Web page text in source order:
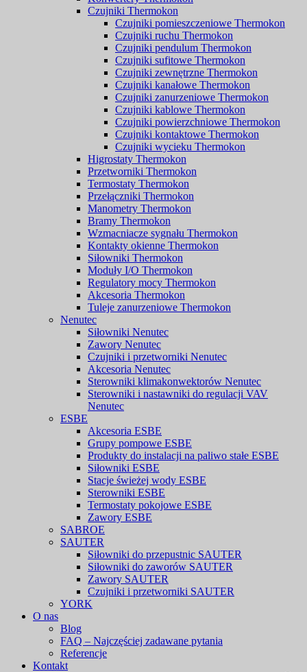
Czujniki Thermokon
Czujniki pomieszczeniowe Thermokon
Czujniki ruchu Thermokon
Czujniki pendulum Thermokon
Czujniki sufitowe Thermokon
Czujniki zewnętrzne Thermokon
Czujniki kanałowe Thermokon
Czujniki zanurzeniowe Thermokon
Czujniki kablowe Thermokon
Czujniki powierzchniowe Thermokon
Czujniki kontaktowe Thermokon
Czujniki wycieku Thermokon
Higrostaty Thermokon
Przetworniki Thermokon
Termostaty Thermokon
Przełączniki Thermokon
Manometry Thermokon
Bramy Thermokon
Wzmacniacze sygnału Thermokon
Kontakty okienne Thermokon
Siłowniki Thermokon
Moduły I/O Thermokon
Regulatory mocy Thermokon
Akcesoria Thermokon
Tuleje zanurzeniowe Thermokon
Nenutec
Siłowniki Nenutec
Zawory Nenutec
Czujniki i przetworniki Nenutec
Akcesoria Nenutec
Sterowniki klimakonwektorów Nenutec
Sterowniki i nastawniki do regulacji VAV
Nenutec
ESBE
Akcesoria ESBE
Grupy pompowe ESBE
Produkty do instalacji na paliwo stałe ESBE
Siłowniki ESBE
Stacje świeżej wody ESBE
Sterowniki ESBE
Termostaty pokojowe ESBE
Zawory ESBE
SABROE
SAUTER
Siłowniki do przepustnic SAUTER
Siłowniki do zaworów SAUTER
Zawory SAUTER
Czujniki i przetworniki SAUTER
YORK
O nas
Blog
FAQ – Najczęściej zadawane pytania
Referencje
Kontakt